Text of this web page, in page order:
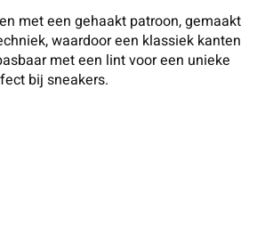
met een gehaakt patroon, gemaakt
waardoor een klassiek kanten
met een lint voor een unieke
bij sneakers.